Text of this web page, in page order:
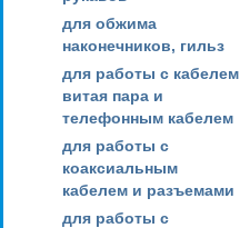
для обжима
наконечников, гильз
для работы с кабелем
витая пара и
телефонным кабелем
для работы с
коаксиальным
кабелем и разъемами
для работы с